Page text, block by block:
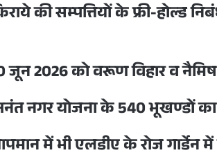
की सम्पत्तियों के फ्री-होल्ड
जून 2026 को वरूण विहार व
नगर योजना के 540 भूखण्डों
में भी एलडीए के रोज